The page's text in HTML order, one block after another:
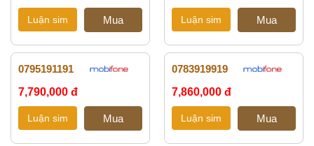
0795191191
7,790,000 đ
0783919919
7,860,000 đ